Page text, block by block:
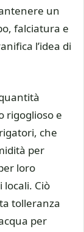
un
falciatura e
l’idea di
rigoglioso e
che
per
loro
Ciò
tolleranza
per